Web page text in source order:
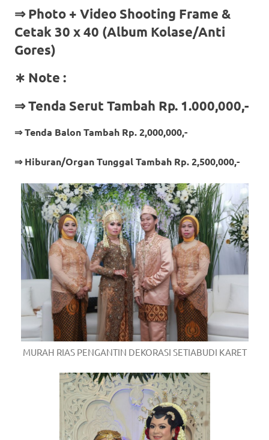
⇒Photo + Video Shooting Frame &
Cetak 30 x 40 (Album Kolase/Anti
Gores)
∗ Note :
⇒ Tenda Serut Tambah Rp. 1.000,000,-
⇒ Tenda Balon Tambah Rp. 2,000,000,-
⇒ Hiburan/Organ Tunggal Tambah Rp. 2,500,000,-
MURAH RIAS PENGANTIN DEKORASI SETIABUDI KARET